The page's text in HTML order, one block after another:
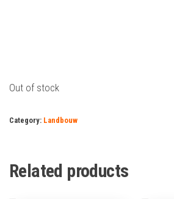
Out of stock
Category: Landbouw
Related products